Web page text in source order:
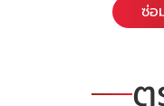
ซ่อ
ต